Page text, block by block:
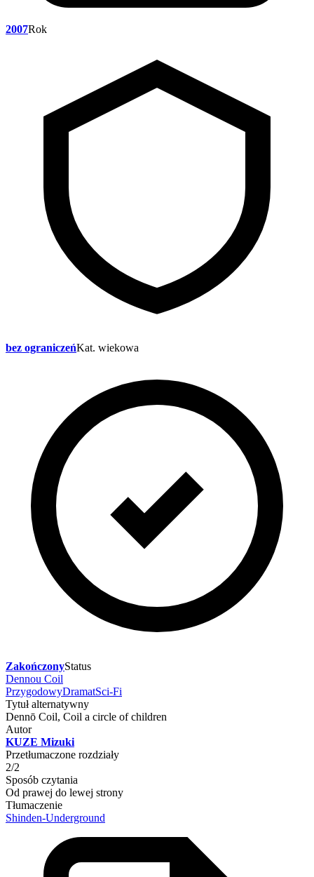
2007Rok
bez ograniczeńKat. wiekowa
ZakończonyStatus
Dennou Coil
PrzygodowyDramatSci-Fi
Tytuł alternatywny
Dennō Coil, Coil a circle of children
Autor
KUZE Mizuki
Przetłumaczone rozdziały
2/2
Sposób czytania
Od prawej do lewej strony
Tłumaczenie
Shinden-Underground